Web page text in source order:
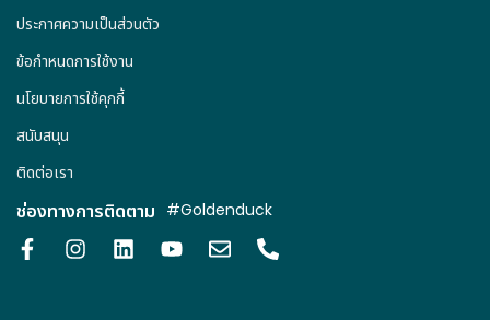
ประกาศความเป็นส่วนตัว
ข้อกำหนดการใช้งาน
นโยบายการใช้คุกกี้
สนับสนุน
ติดต่อเรา
ช่องทางการติดตาม #Goldenduck